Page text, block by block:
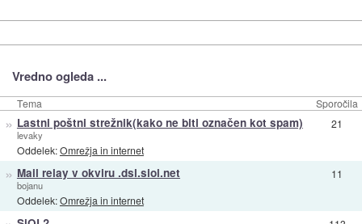
Vredno ogleda ...
Tema Sporočila
» Lastni poštni strežnik(kako ne biti označen kot spam)
levaky
Oddelek:Omrežja in internet
21
» Mail relay v okviru .dsl.siol.net
bojanu
Oddelek:Omrežja in internet
11